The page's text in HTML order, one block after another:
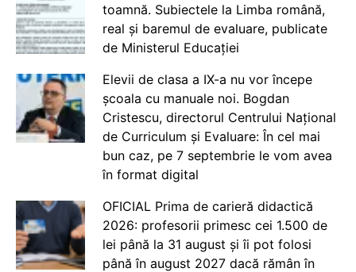
toamnă. Subiectele la Limba română,
real și baremul de evaluare, publicate
de Ministerul Educației
Elevii de clasa a IX-a nu vor începe
școala cu manuale noi. Bogdan
Cristescu, directorul Centrului Național
de Curriculum și Evaluare: În cel mai
bun caz, pe 7 septembrie le vom avea
în format digital
OFICIAL Prima de carieră didactică
2026: profesorii primesc cei 1.500 de
lei până la 31 august și îi pot folosi
până în august 2027 dacă rămân în